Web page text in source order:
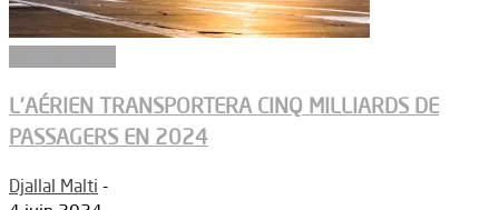
L’AÉRIEN TRANSPORTERA CINQ MILLIARDS DE
PASSAGERS EN 2024
Djallal Malti -